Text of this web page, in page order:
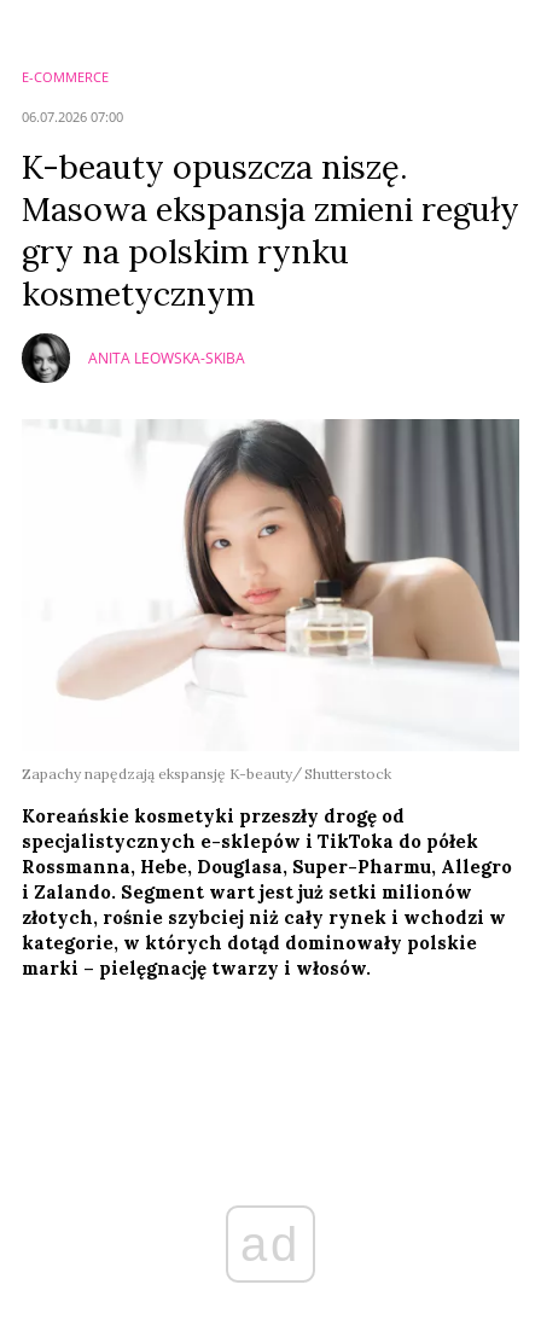
E-COMMERCE
06.07.2026 07:00
K-beauty opuszcza niszę.
Masowa ekspansja zmieni reguły
gry na polskim rynku
kosmetycznym
ANITA LEOWSKA-SKIBA
Zapachy napędzają ekspansję K-beauty Shutterstock
Koreańskie kosmetyki przeszły drogę od
specjalistycznych e-sklepów i TikToka do półek
Rossmanna, Hebe, Douglasa, Super-Pharmu, Allegro
i Zalando. Segment wart jest już setki milionów
złotych, rośnie szybciej niż cały rynek i wchodzi w
kategorie, w których dotąd dominowały polskie
marki – pielęgnację twarzy i włosów.
ad